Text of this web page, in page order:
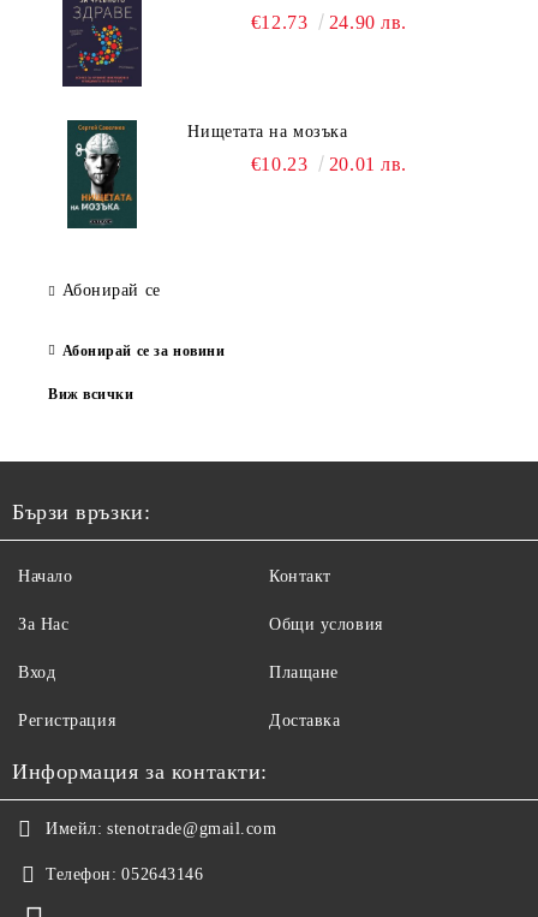
€12.73 24.90 лв.
Нищетата на мозъка
€10.23 20.01 лв.
Абонирай се
Абонирай се за новини
Виж всички
Бързи връзки:
Начало
За Нас
Вход
Регистрация
Контакт
Общи условия
Плащане
Доставка
Информация за контакти:
Имейл: stenotrade@gmail.com
Телефон: 052643146